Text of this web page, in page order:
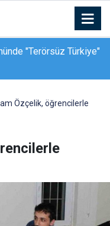
"Terörsüz Türkiye"
hemzemin
Özçelik, öğrencilerle